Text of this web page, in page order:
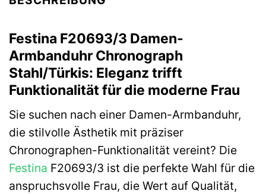
Festina F20693/3 Damen-
Armbanduhr Chronograph
Stahl/Türkis: Eleganz trifft
Funktionalität für die moderne Frau
Sie suchen nach einer Damen-Armbanduhr,
die stilvolle Ästhetik mit präziser
Chronographen-Funktionalität vereint? Die
Festina F20693/3 ist die perfekte Wahl für die
anspruchsvolle Frau, die Wert auf Qualität,